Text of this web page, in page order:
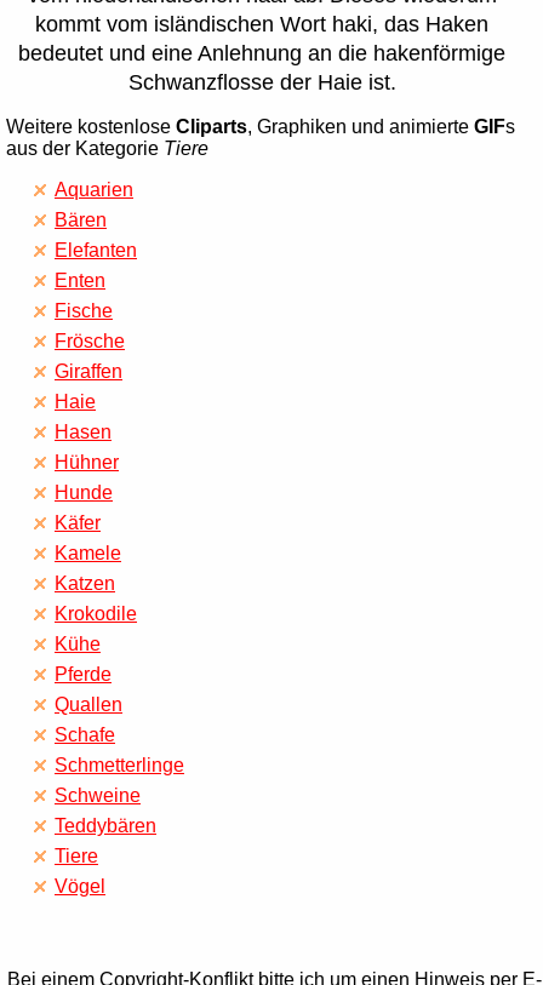
kommt vom isländischen Wort haki, das Haken
bedeutet und eine Anlehnung an die hakenförmige
Schwanzflosse der Haie ist.
Weitere kostenlose Cliparts, Graphiken und animierte GIFs
aus der Kategorie Tiere
Aquarien
Bären
Elefanten
Enten
Fische
Frösche
Giraffen
Haie
Hasen
Hühner
Hunde
Käfer
Kamele
Katzen
Krokodile
Kühe
Pferde
Quallen
Schafe
Schmetterlinge
Schweine
Teddybären
Tiere
Vögel
Bei einem Copyright-Konflikt bitte ich um einen Hinweis per E-